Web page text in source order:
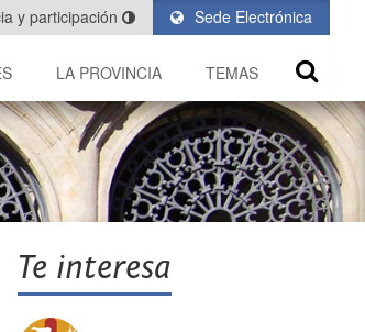
Sede Electrónica
y participación
LA PROVINCIA TEMAS
Te interesa